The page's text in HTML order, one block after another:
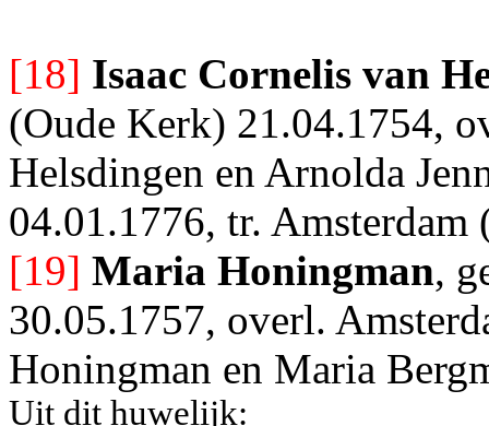
[18] Isaac Cornelis van
(Oude Kerk) 21.04.1754,
Helsdingen en Arnolda
04.01.1776, tr.
[19] Maria Honingman,
30.05.1757, overl.
Honingman en Maria
Uit dit huwelijk: